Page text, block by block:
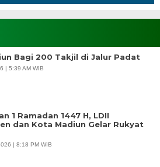
Bagi 200 Takjil di Jalur Padat
| 5:39 AM WIB
1 Ramadan 1447 H, LDII
dan Kota Madiun Gelar Rukyat
| 8:18 PM WIB